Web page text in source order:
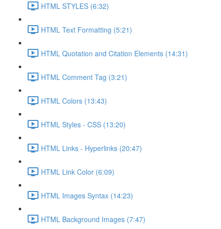
HTML STYLES (6:32)
HTML Text Formatting (5:21)
HTML Quotation and Citation Elements (14:31)
HTML Comment Tag (3:21)
HTML Colors (13:43)
HTML Styles - CSS (13:20)
HTML Links - Hyperlinks (20:47)
HTML Link Color (6:09)
HTML Images Syntax (14:23)
HTML Background Images (7:47)